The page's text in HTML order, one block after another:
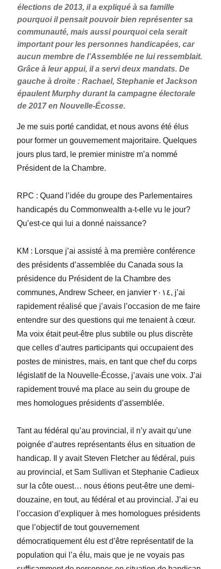
élections de 2013, il a expliqué à sa famille
pourquoi il pensait pouvoir bien représenter sa
communauté, mais aussi pourquoi cela serait
important pour les personnes handicapées, car
aucun membre de l’Assemblée ne lui ressemblait.
Grâce à leur appui, il a servi deux mandats. De
gauche à droite : Rachael, Stephanie et Jackson
épaulent Murphy durant la campagne électorale
de 2017 en Nouvelle-Écosse.
Je me suis porté candidat, et nous avons été élus
pour former un gouvernement majoritaire. Quelques
jours plus tard, le premier ministre m’a nommé
Président de la Chambre.
RPC : Quand l’idée du groupe des Parlementaires
handicapés du Commonwealth a-t-elle vu le jour?
Qu’est-ce qui lui a donné naissance?
KM : Lorsque j’ai assisté à ma première conférence
des présidents d’assemblée du Canada sous la
présidence du Président de la Chambre des
communes, Andrew Scheer, en janvier ٢٠١٤, j’ai
rapidement réalisé que j’avais l’occasion de me faire
entendre sur des questions qui me tenaient à cœur.
Ma voix était peut-être plus subtile ou plus discrète
que celles d’autres participants qui occupaient des
postes de ministres, mais, en tant que chef du corps
législatif de la Nouvelle-Écosse, j’avais une voix. J’ai
rapidement trouvé ma place au sein du groupe de
mes homologues présidents d’assemblée.
Tant au fédéral qu’au provincial, il n’y avait qu’une
poignée d’autres représentants élus en situation de
handicap. Il y avait Steven Fletcher au fédéral, puis
au provincial, et Sam Sullivan et Stephanie Cadieux
sur la côte ouest… nous étions peut-être une demi-
douzaine, en tout, au fédéral et au provincial. J’ai eu
l’occasion d’expliquer à mes homologues présidents
que l’objectif de tout gouvernement
démocratiquement élu est d’être représentatif de la
population qui l’a élu, mais que je ne voyais pas